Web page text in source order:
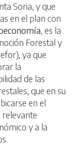
Soria, y que
en el plan con
, es la
Forestal y
ya que
la
de las
que en su
en el
relevante
y a la